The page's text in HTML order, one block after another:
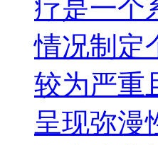
疗是一个
情况制定
较为严重
呈现弥漫